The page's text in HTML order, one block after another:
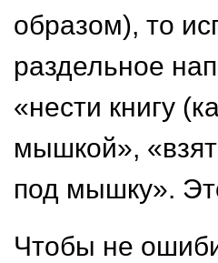
образом), то
раздельное
«нести книгу
мышкой»,
под мышку».
Чтобы не